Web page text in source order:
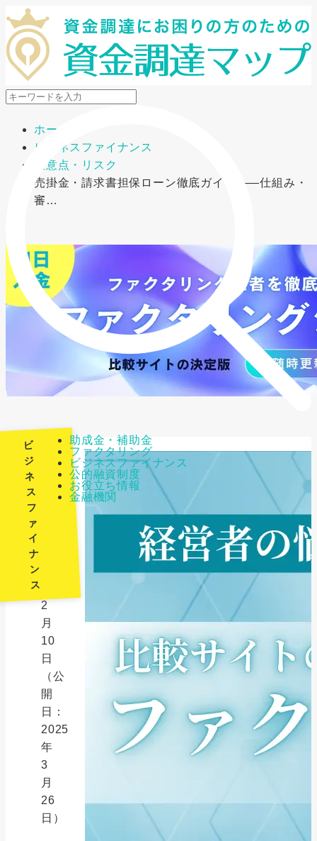
メニューを開閉
助成金・補助金
ファクタリング
ビジネスファイナンス
公的融資制度
お役立ち情報
金融機関
ホーム
ビジネスファイナンス
注意点・リスク
売掛金・請求書担保ローン徹底ガイド――仕組み・
審…
ビ
ジ
ネ
ス
フ
ァ
イ
ナ
ン
ス
2
月
10
日
（公
開
日：
2025
年
3
月
26
日）